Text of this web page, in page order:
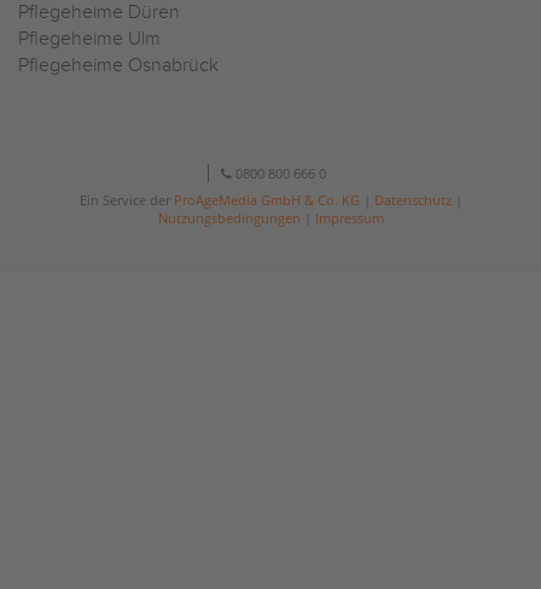
Pflegeheime Düren
Pflegeheime Ulm
Pflegeheime Osnabrück
0800 800 666 0
Ein Service der ProAgeMedia GmbH & Co. KG Datenschutz|
Nutzungsbedingungen
Impressum